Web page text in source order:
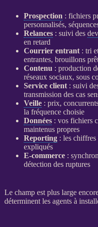
Prospection : fichiers
personnalisés,
Relances: suivi des
en retard
Courrier entrant: tri
entrantes, brouillons
Contenu : production
réseaux sociaux, sous
Service client: suivi
transmission des cas
Veille: prix,
la fréquence choisie
Données: vos fichiers
maintenus propres
Reporting: les chiffres
expliqués
E-commerce:
détection des ruptures
Le champ est plus large
déterminent les agentsà